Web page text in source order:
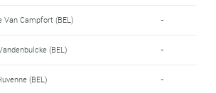
Van Campfort (BEL) -
(BEL) -
(BEL) -